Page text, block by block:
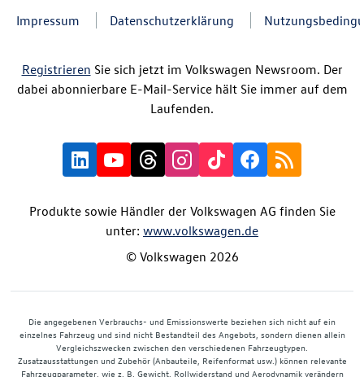
Impressum Datenschutzerklärung
Registrieren Sie sich jetzt im Volkswagen Newsroom. Der
dabei abonnierbare E-Mail-Service hält Sie immer auf dem
Laufenden.
Produkte sowie Händler der Volkswagen AG finden Sie
unter: www.volkswagen.de
© Volkswagen 2026
Die angegebenen Verbrauchs- und Emissionswerte beziehen sich nicht auf ein
einzelnes Fahrzeug und sind nicht Bestandteil des Angebots, sondern dienen allein
Vergleichszwecken zwischen den verschiedenen Fahrzeugtypen.
Zusatzausstattungen und Zubehör (Anbauteile, Reifenformat usw.) können relevante
Fahrzeugparameter, wie z. B. Gewicht, Rollwiderstand und Aerodynamik verändern